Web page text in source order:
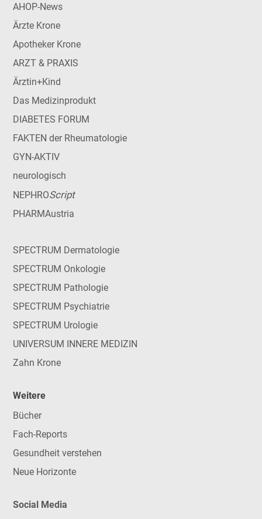
AHOP-News
Ärzte Krone
Apotheker Krone
ARZT & PRAXIS
Ärztin+Kind
Das Medizinprodukt
DIABETES FORUM
FAKTEN der Rheumatologie
GYN-AKTIV
neurologisch
NEPHROScript
PHARMAustria
SPECTRUM Dermatologie
SPECTRUM Onkologie
SPECTRUM Pathologie
SPECTRUM Psychiatrie
SPECTRUM Urologie
UNIVERSUM INNERE MEDIZIN
Zahn Krone
Weitere
Bücher
Fach-Reports
Gesundheit verstehen
Neue Horizonte
Social Media